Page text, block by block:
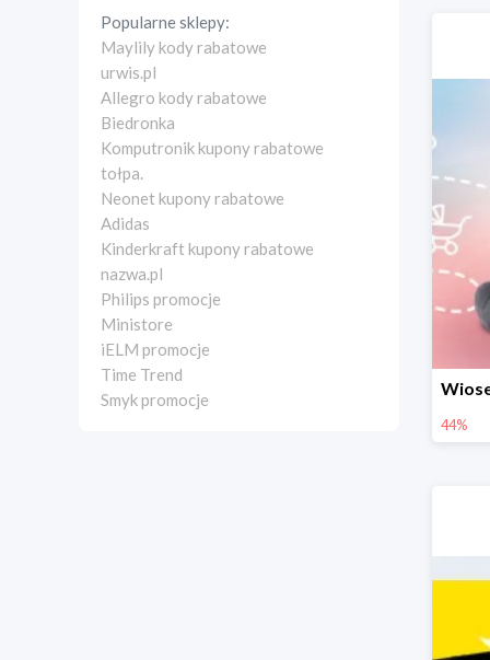
Popularne sklepy:
Maylily kody rabatowe
urwis.pl
Allegro kody rabatowe
Biedronka
Komputronik kupony rabatowe
tołpa.
Neonet kupony rabatowe
Adidas
Kinderkraft kupony rabatowe
nazwa.pl
Philips promocje
Ministore
iELM promocje
Time Trend
Smyk promocje
44%